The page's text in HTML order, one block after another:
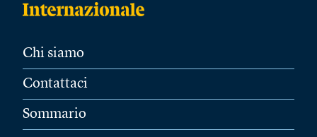
Chi siamo
Contattaci
Sommario